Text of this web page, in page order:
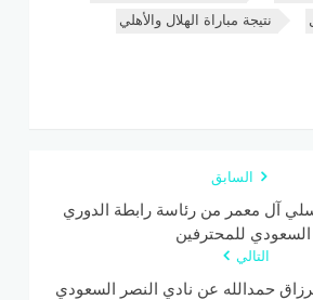
نتيجة مباراة الهلال والأهلي
السابق
آل معمر من رئاسة رابطة الدوري
السعودي للمحترفين
التالي
حمدالله عن نادي النصر السعودي